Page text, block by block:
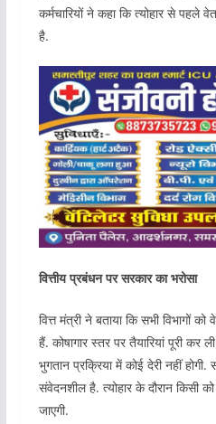
कर्मचारियों ने कहा कि त्योहार से पहले
है.
वित्तीय प्रबंधन पर सरकार का भरोसा
वित्त मंत्री ने बताया कि सभी विभागों
हैं. कोषागार स्तर पर तैयारियां पूरी कर
भुगतान प्रक्रिया में कोई देरी नहीं होगी.
संवेदनशील है. त्योहार के दौरान किसी
जाएगी.